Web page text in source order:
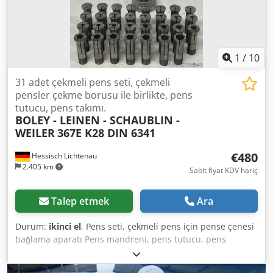
(fotoğrafa bakınız) 5x eksenel tahrikli takım tutucu # 173E
tipi presli kıskaç çeneleri için kıskaç mandreni Cedevyli
Ejpfx Ab Sjha # ilave soğutma sıvısı soğutucu # Talaş
konveyörü Knoll, üretim yılı 2018 Boley BE 42, yükleme
magazinsizdir. Arabirim mevcuttur. Toplu pil değişimi
22.12.2025 tarihinde.
1 / 10
Hessisch Lichtenau
2.405 km
31 adet çekmeli pens seti, çekmeli
pensler çekme borusu ile birlikte, pens
tutucu, pens takımı.
BOLEY - LEINEN - SCHAUBLIN -
WEILER367E K28 DIN 6341
€480
Sabit fiyat KDV hariç
Talep etmek Ara
Durum: ikinci el, Pens seti, çekmeli pens için pense çenesi
bağlama aparatı Pens mandreni, pens tutucu, pens
düzeneği Chjdpfx Ajzbhu Dsb Ssa BOLEY - LEINEN -
SCHAUBLIN - WEILER için uygun Çekmeli pens tipi: 367E